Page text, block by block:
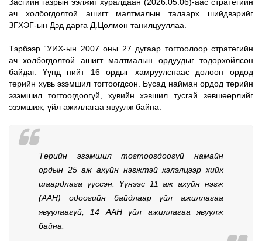
ач холбогдолтой ашигт малтмалын талаарх шийдвэрийг
ЗГХЭГ-ын Дэд дарга Д.Цолмон танилцууллаа.
Тэрбээр “УИХ-ын 2007 оны 27 дугаар тогтоолоор стратегийн
ач холбогдолтой ашигт малтмалын ордуудыг тодорхойлсон
байдаг. Үүнд нийт 16 ордыг хамруулснаас долоон ордод
төрийн хувь эзэмшил тогтоогдсон. Бусад найман ордод төрийн
эзэмшил тогтоогдоогүй, хувийн хэвшил тусгай зөвшөөрлийг
эзэмшиж, үйл ажиллагаа явуулж байна.
Төрийн эзэмшил тогтоогдоогүй намайн
ордын 25 аж ахуйн нэгжтэй хэлэлцээр хийх
шаардлага үүссэн. Үүнээс 11 аж ахуйн нэгж
(ААН) одоогийн байдлаар үйл ажиллагаа
явуулаагүй, 14 ААН үйл ажиллагаа явуулж
байна.